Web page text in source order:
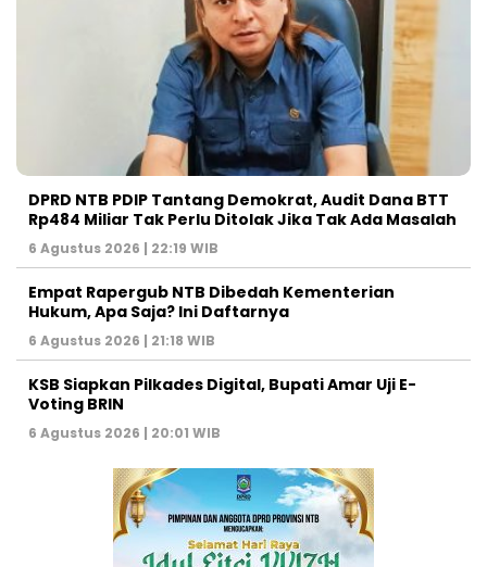
DPRD NTB PDIP Tantang Demokrat, Audit Dana BTT
Rp484 Miliar Tak Perlu Ditolak Jika Tak Ada Masalah
6 Agustus 2026 | 22:19 WIB
Empat Rapergub NTB Dibedah Kementerian
Hukum, Apa Saja? Ini Daftarnya
6 Agustus 2026 | 21:18 WIB
KSB Siapkan Pilkades Digital, Bupati Amar Uji E-
Voting BRIN
6 Agustus 2026 | 20:01 WIB